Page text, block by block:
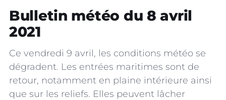
Bulletin météo du 8 avril
2021
Ce vendredi 9 avril, les conditions météo se
dégradent. Les entrées maritimes sont de
retour, notamment en plaine intérieure ainsi
que sur les reliefs. Elles peuvent lâcher